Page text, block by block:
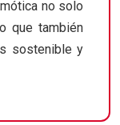
no solo
que también
sostenible y